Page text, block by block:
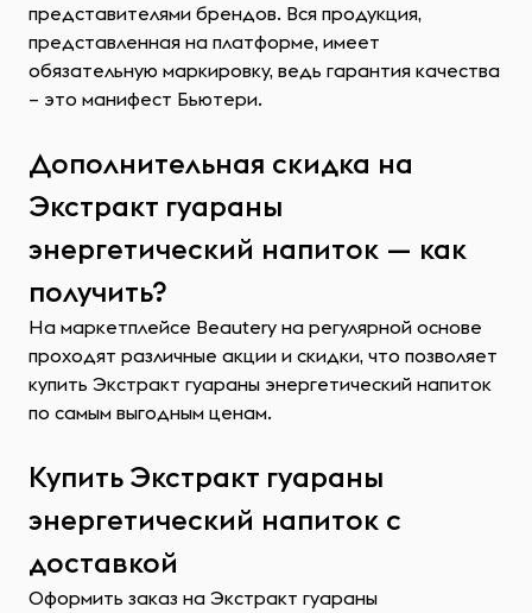
представителями брендов. Вся продукция,
представленная на платформе, имеет
обязательную маркировку, ведь гарантия качества
– это манифест Бьютери.
Дополнительная скидка на
Экстракт гуараны
энергетический напиток — как
получить?
На маркетплейсе Beautery на регулярной основе
проходят различные акции и скидки, что позволяет
купить Экстракт гуараны энергетический напиток
по самым выгодным ценам.
Купить Экстракт гуараны
энергетический напиток с
доставкой
Оформить заказ на Экстракт гуараны